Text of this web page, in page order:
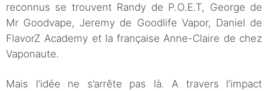
reconnus se trouvent Randy de P.O.E.T, George de
Mr Goodvape, Jeremy de Goodlife Vapor, Daniel de
FlavorZ Academy et la française Anne-Claire de chez
Vaponaute.
Mais l’idée ne s’arrête pas là. A travers l’impact